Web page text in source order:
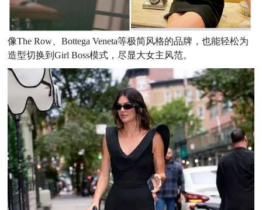
像The Row、Bottega Veneta等极简风格的品牌，也能轻松为
造型切换到Girl Boss模式，尽显大女主风范。